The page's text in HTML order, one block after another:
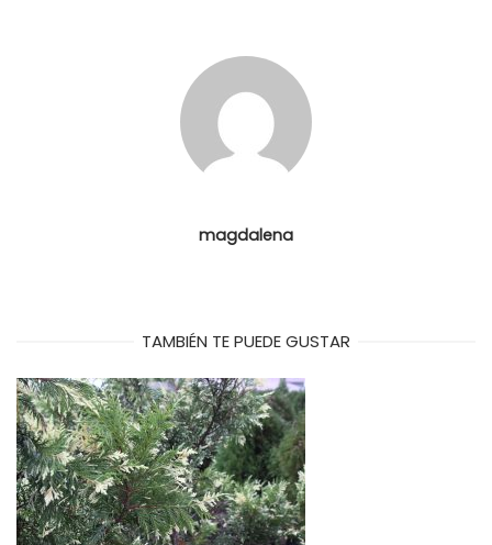
magdalena
TAMBIÉN TE PUEDE GUSTAR